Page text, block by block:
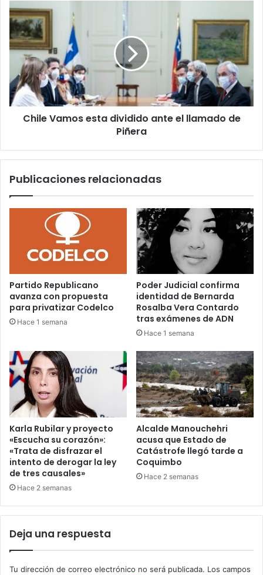
Chile
Vamos
esta
dividido
ante
llamado
de
Piñera
Chile Vamos esta dividido ante el llamado de
Piñera
Publicaciones relacionadas
Partido Republicano
avanza con propuesta
para privatizar Codelco
Hace 1 semana
Poder Judicial confirma
identidad de Bernarda
Rosalba Vera Contardo
tras exámenes de ADN
Hace 1 semana
Karla Rubilar y proyecto
«Escucha su corazón»:
«Trata de disfrazar el
intento de derogar la ley
de tres causales»
Hace 2 semanas
Alcalde Manouchehri
acusa que Estado de
Catástrofe llegó tarde a
Coquimbo
Hace 2 semanas
Deja una respuesta
Tu dirección de correo electrónico no será publicada. Los campos